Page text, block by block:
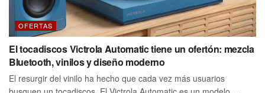
OFERTAS
El tocadiscos Victrola Automatic tiene un ofertón: mezcla
Bluetooth, vinilos y diseño moderno
El resurgir del vinilo ha hecho que cada vez más usuarios